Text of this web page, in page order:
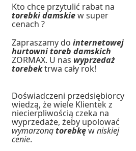
Kto chce przytulić rabat na
torebki damskiew super
cenach ?
Zapraszamy dointernetowej
hurtowni toreb damskich
ZORMAX. U nas wyprzedaż
torebektrwa cały rok!
Doświadczeni przedsiębiorcy
wiedzą, że wiele Klientek z
niecierpliwością czeka na
wyprzedaże, żeby upolować
wymarzonątorebkęwniskiej
cenie.